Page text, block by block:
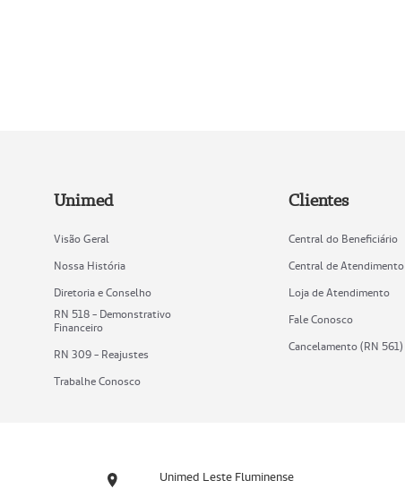
Unimed
Visão Geral
Nossa História
Diretoria e Conselho
RN 518 - Demonstrativo
Financeiro
RN 309 - Reajustes
Trabalhe Conosco
Clientes
Central do Beneficiário
Central de Atendimento
Loja de Atendimento
Fale Conosco
Cancelamento (RN 561)
Unimed Leste Fluminense